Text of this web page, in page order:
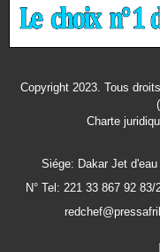
Copyright 2023. Tous
Charte
Siége: Dakar Jet
N° Tel: 221 33 867 92